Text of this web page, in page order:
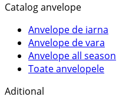
Catalog anvelope
Anvelope de iarna
Anvelope de vara
Anvelope all season
Toate anvelopele
Aditional